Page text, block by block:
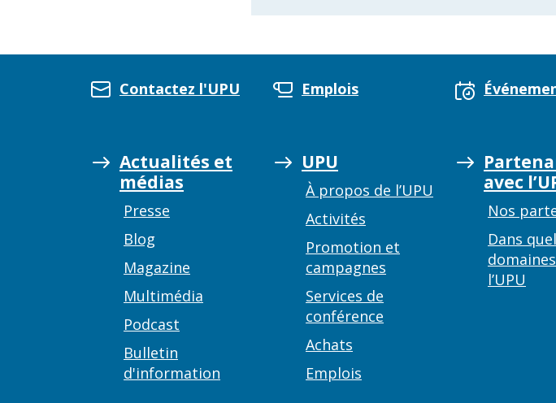
Contactez l'UPU Emplois
Actualités et
médias
Presse
Blog
Magazine
Multimédia
Podcast
Bulletin
d'information
UPU
À propos de l’UPU
Activités
Promotion et
campagnes
Services de
conférence
Achats
Emplois
avec
Nos
Dans
l’UPU